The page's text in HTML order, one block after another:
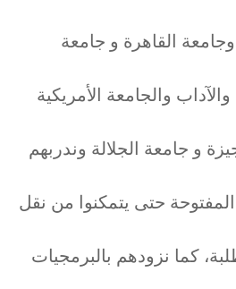
القاهرة و جامعة
والآداب والجامعة الأمريكية
و جامعة الجلالة وندربهم
حتى يتمكنوا من نقل
كما نزودهم بالبرمجيات